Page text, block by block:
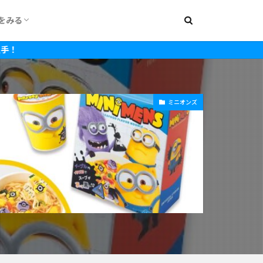
みる
円円
円
円
円
円
円
円
円
円
円
円
円円
円
ミニオンズ